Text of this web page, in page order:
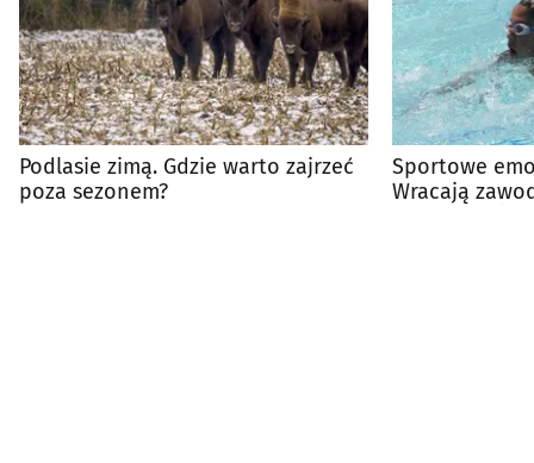
Podlasie zimą. Gdzie warto zajrzeć
poza sezonem?
Sportowe
Wracają